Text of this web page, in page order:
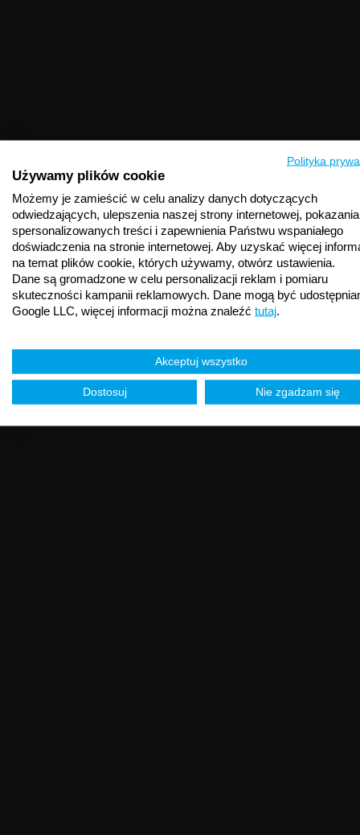
Polityka
Używamy plików cookie
Możemy je zamieścić w celu analizy danych dotyczących
odwiedzających, ulepszenia naszej strony internetowej, pokazania
spersonalizowanych treści i zapewnienia Państwu wspaniałego
doświadczenia na stronie internetowej. Aby uzyskać więcej
na temat plików cookie, których używamy, otwórz ustawienia.
Dane są gromadzone w celu personalizacji reklam i pomiaru
skuteczności kampanii reklamowych. Dane mogą być
Google LLC, więcej informacji można znaleźć tutaj.
Akceptuj wszystko
Dostosuj Nie zgadzam się